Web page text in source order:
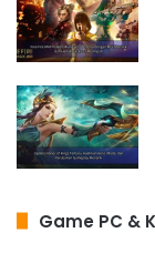
Game PC &